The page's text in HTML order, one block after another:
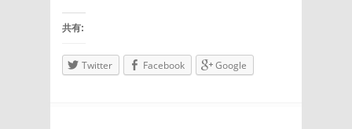
共有:
Twitter Facebook Google